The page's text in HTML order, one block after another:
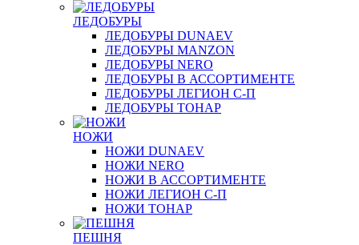
ЛЕДОБУРЫ
ЛЕДОБУРЫ DUNAEV
ЛЕДОБУРЫ MANZON
ЛЕДОБУРЫ NERO
ЛЕДОБУРЫ В АССОРТИМЕНТЕ
ЛЕДОБУРЫ ЛЕГИОН С-П
ЛЕДОБУРЫ ТОНАР
НОЖИ
НОЖИ DUNAEV
НОЖИ NERO
НОЖИ В АССОРТИМЕНТЕ
НОЖИ ЛЕГИОН С-П
НОЖИ ТОНАР
ПЕШНЯ